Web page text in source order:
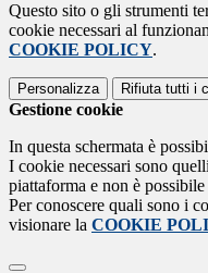
Questo sito o gli strumenti
cookie necessari al
COOKIE POLICY.
Personalizza Rifiuta tutti i
Gestione cookie
In questa schermata è
I cookie necessari sono
piattaforma e non è
Per conoscere quali sono i
visionare la COOKIE